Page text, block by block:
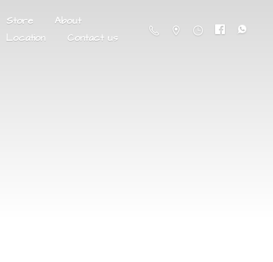
Store
About
Location
Contact us